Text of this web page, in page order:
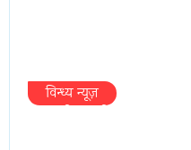
विन्ध्य न्यूज़